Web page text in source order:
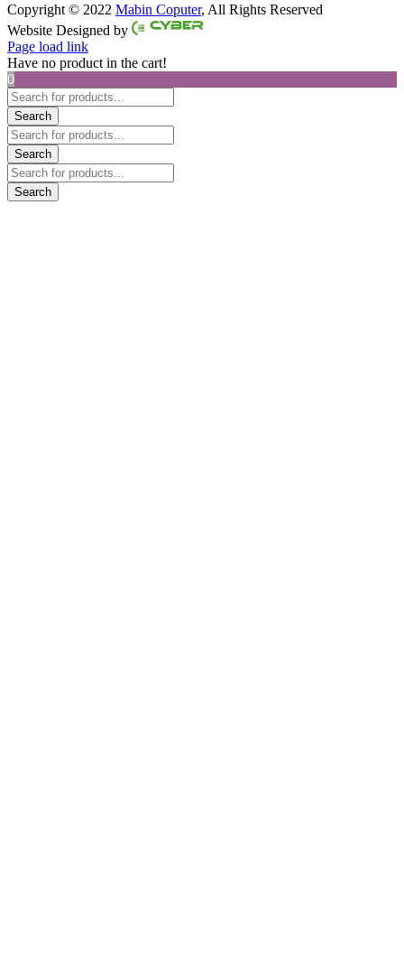
Copyright © 2022 Mabin Coputer, All Rights Reserved
Facebook
Twitter
Instagram
Pinterest
Website Designed by
Page load link
Have no product in the cart!
0
Products
search
Search
Products
search
Search
Products
search
Search